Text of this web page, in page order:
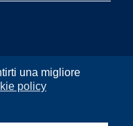
una migliore
policy